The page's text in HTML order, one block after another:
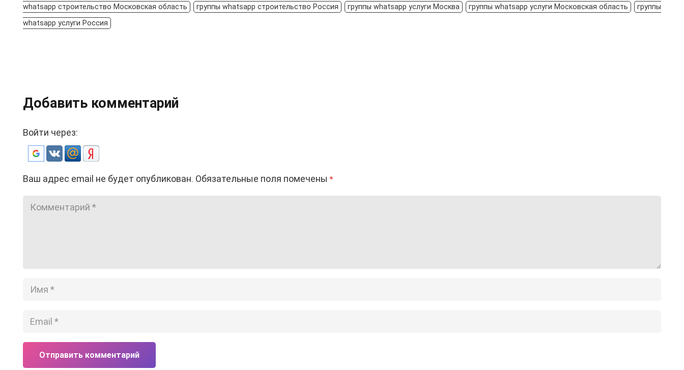
whatsapp строительство Московская область
группы whatsapp строительство Россия группы whatsapp услуги Москва группы whatsapp услуги Московская область
группы
whatsapp услуги Россия
Добавить комментарий
Войти через:
Ваш адрес email не будет опубликован. Обязательные поля помечены *
Отправить комментарий